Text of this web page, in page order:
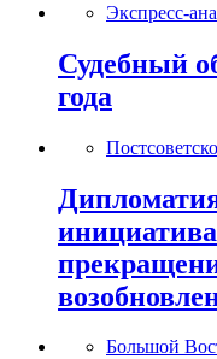
Экспресс-
Судебный
года
Большой